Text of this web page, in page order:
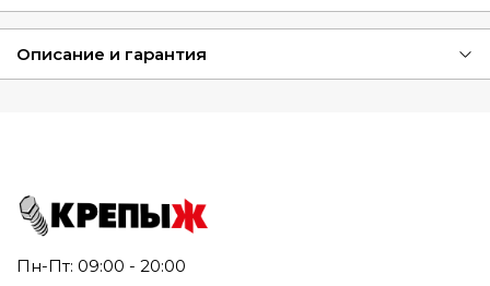
Описание и гарантия
Пн-Пт: 09:00 - 20:00